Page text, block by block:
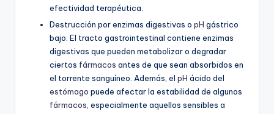
efectividad terapéutica.
Destrucción por enzimas digestivas o pH gástrico
bajo: El tracto gastrointestinal contiene enzimas
digestivas que pueden metabolizar o degradar
ciertos fármacos antes de que sean absorbidos en
el torrente sanguíneo. Además, el pH ácido del
estómago puede afectar la estabilidad de algunos
fármacos , especialmente aquellos sensibles a